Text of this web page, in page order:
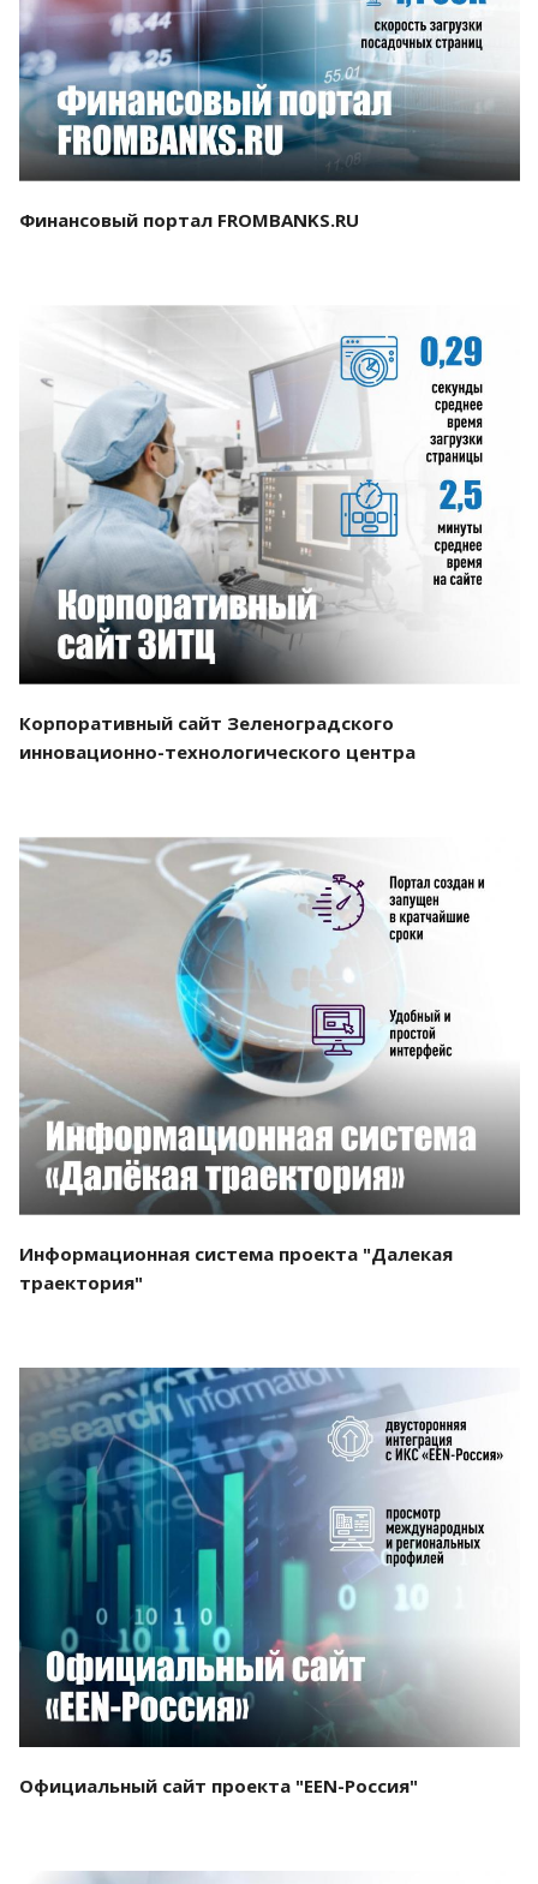
Смотреть проект
Финансовый портал FROMBANKS.RU
Смотреть проект
Корпоративный сайт Зеленоградского
инновационно-технологического центра
Смотреть проект
Информационная система проекта "Далекая
траектория"
Смотреть проект
Официальный сайт проекта "EEN-Россия"